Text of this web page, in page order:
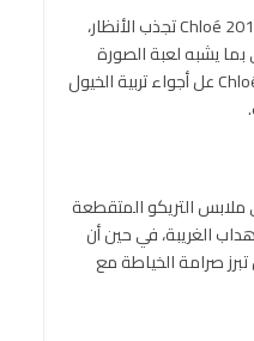
مجموعة خريف وشتاء 2018- 2019 Chloé تجذب الأنظار،
بما يشبه لعبة الصورة
والضوء فيما يتفتح حرف C من Chloé عل أجواء تربية الخيول
التريكو المتقطعة
الغريبة، في حين أن
صرامة الخياطة مع